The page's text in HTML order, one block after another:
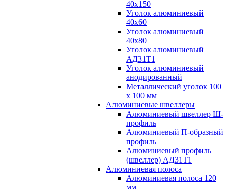
40х150
Уголок алюминиевый
40х60
Уголок алюминиевый
40х80
Уголок алюминиевый
АД31Т1
Уголок алюминиевый
анодированный
Металлический уголок 100
х 100 мм
Алюминиевые швеллеры
Алюминиевый швеллер Ш-
профиль
Алюминиевый П-образный
профиль
Алюминиевый профиль
(швеллер) АД31Т1
Алюминиевая полоса
Алюминиевая полоса 120
мм